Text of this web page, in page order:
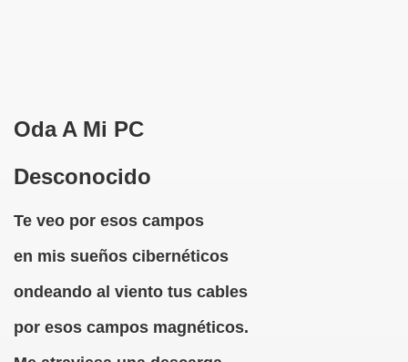
Oda A Mi PC
Desconocido
Te veo por esos campos
en mis sueños cibernéticos
ondeando al viento tus cables
por esos campos magnéticos.